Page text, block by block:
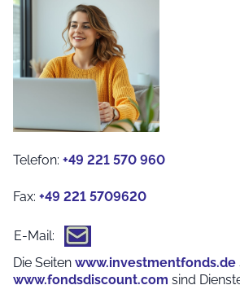
Telefon: +49 221 570 960
Fax: +49 221 5709620
E-Mail:
Die Seiten www.investmentfonds.de
www.fondsdiscount.com sind